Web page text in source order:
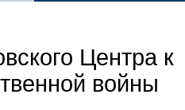
Центра к
войны